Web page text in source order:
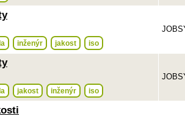
inženýr jakost iso
jakost inženýr iso